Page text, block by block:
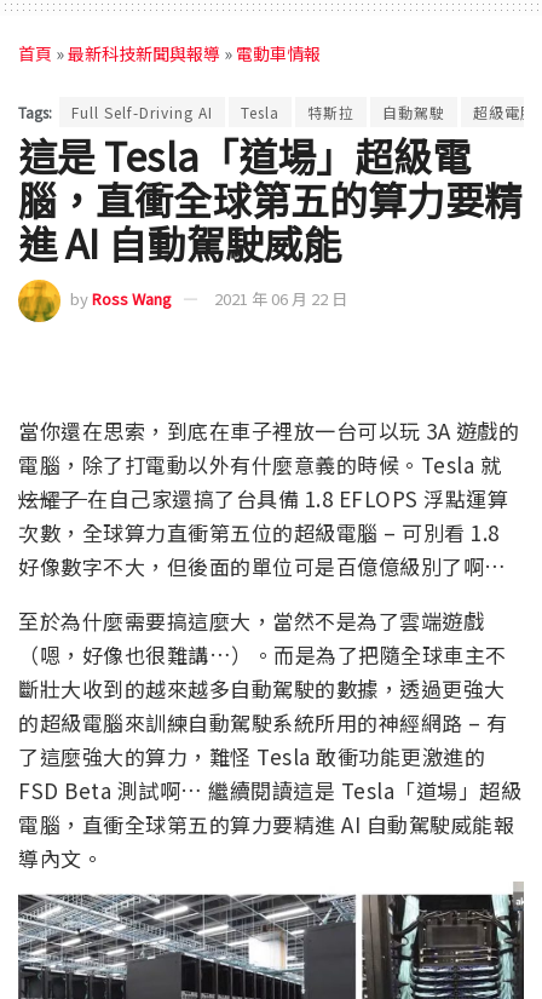
首頁 »最新科技新聞與報導 » 電動車情報
Tags: Full Self-Driving AI Tesla 特斯拉 自動駕駛 超級電腦
這是 Tesla「道場」超級電
腦，直衝全球第五的算力要精
進 AI 自動駕駛威能
byRoss Wang 2021 年 06 月 22 日
當你還在思索，到底在車子裡放一台可以玩 3A 遊戲的
電腦，除了打電動以外有什麼意義的時候。Tesla 就
炫耀了在自己家還搞了台具備 1.8 EFLOPS 浮點運算
次數，全球算力直衝第五位的超級電腦 – 可別看 1.8
好像數字不大，但後面的單位可是百億億級別了啊…
至於為什麼需要搞這麼大，當然不是為了雲端遊戲
（嗯，好像也很難講…）。而是為了把隨全球車主不
斷壯大收到的越來越多自動駕駛的數據，透過更強大
的超級電腦來訓練自動駕駛系統所用的神經網路 – 有
了這麼強大的算力，難怪 Tesla 敢衝功能更激進的
FSD Beta 測試啊… 繼續閱讀這是 Tesla「道場」超級
電腦，直衝全球第五的算力要精進 AI 自動駕駛威能報
導內文。